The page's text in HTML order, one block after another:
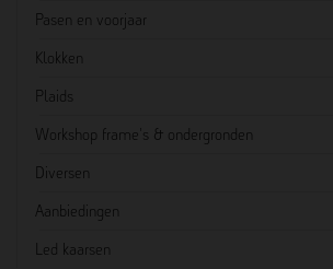
Pasen en voorjaar
Klokken
Plaids
Workshop frame's & ondergronden
Diversen
Aanbiedingen
Led kaarsen